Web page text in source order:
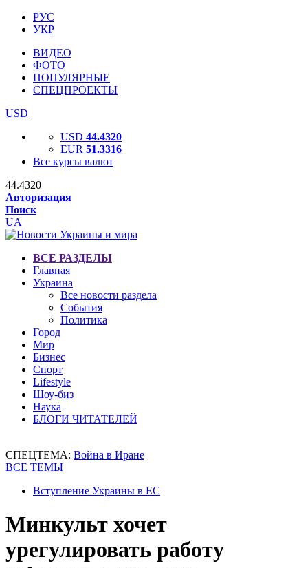
РУС
УКР
ВИДЕО
ФОТО
ПОПУЛЯРНЫЕ
СПЕЦПРОЕКТЫ
USD
USD 44.4320
EUR 51.3316
Все курсы валют
44.4320
Авторизация
Поиск
UA
ВСЕ РАЗДЕЛЫ
Главная
Украина
Все новости раздела
События
Политика
Город
Мир
Бизнес
Спорт
Lifestyle
Шоу-биз
Наука
БЛОГИ ЧИТАТЕЛЕЙ
СПЕЦТЕМА: Война в Иране
ВСЕ ТЕМЫ
Вступление Украины в ЕС
Минкульт хочет
урегулировать работу